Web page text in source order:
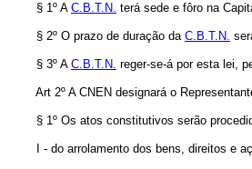
§ 1º A C.B.T.N. terá sede e fôro na
§ 2º O prazo de duração da C.B.T.N.
§ 3º A C.B.T.N. reger-se-á por esta lei,
Art 2º A CNEN designará o
§ 1º Os atos constitutivos serão
I - do arrolamento dos bens, direitos e